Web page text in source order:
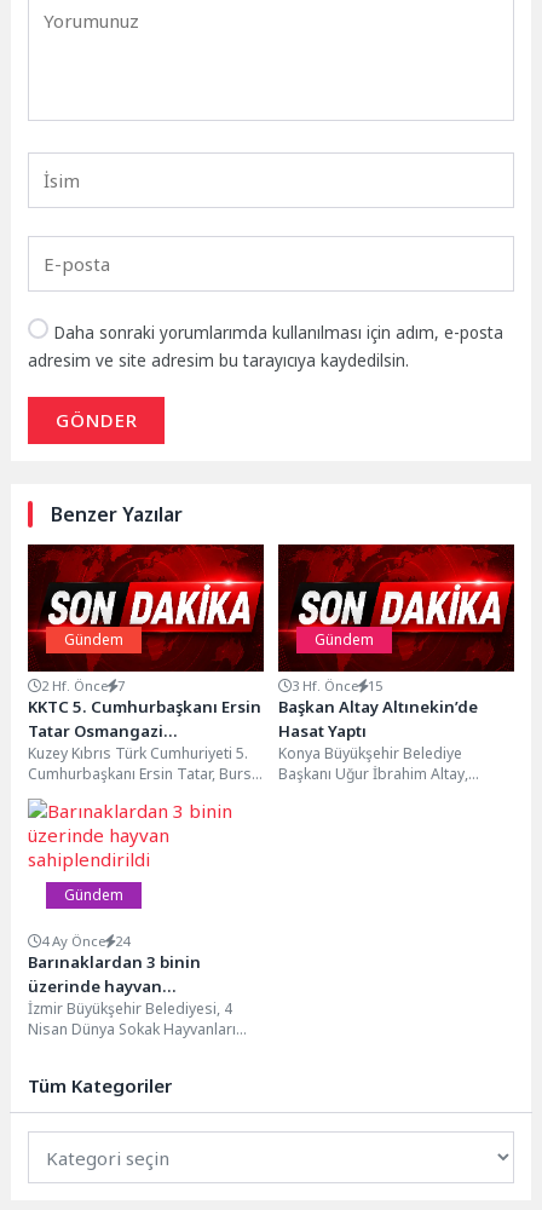
Daha sonraki yorumlarımda kullanılması için adım, e-posta
adresim ve site adresim bu tarayıcıya kaydedilsin.
GÖNDER
Benzer Yazılar
Gündem
2 Hf. Önce 7
KKTC 5. Cumhurbaşkanı Ersin
Tatar Osmangazi
Belediyesi’nin Ev
Sahipliğinde Bursa’da
Kuzey Kıbrıs Türk Cumhuriyeti 5.
Cumhurbaşkanı Ersin Tatar, Bursa
temasları kapsamında Panorama
1326 Bursa Fetih...
Gündem
3 Hf. Önce 15
Başkan Altay Altınekin’de
Hasat Yaptı
Konya Büyükşehir Belediye
Başkanı Uğur İbrahim Altay,
Gündem
4 Ay Önce 24
Barınaklardan 3 binin
üzerinde hayvan
sahiplendirildi
İzmir Büyükşehir Belediyesi, 4
Nisan Dünya Sokak Hayvanları
Tüm Kategoriler